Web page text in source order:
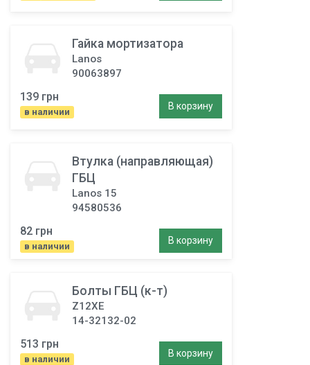
Гайка мортизатора
Lanos
90063897
139 грн
в наличии
В корзину
Втулка (направляющая)
ГБЦ
Lanos 15
94580536
82 грн
в наличии
В корзину
Болты ГБЦ (к-т)
Z12XE
14-32132-02
513 грн
в наличии
В корзину